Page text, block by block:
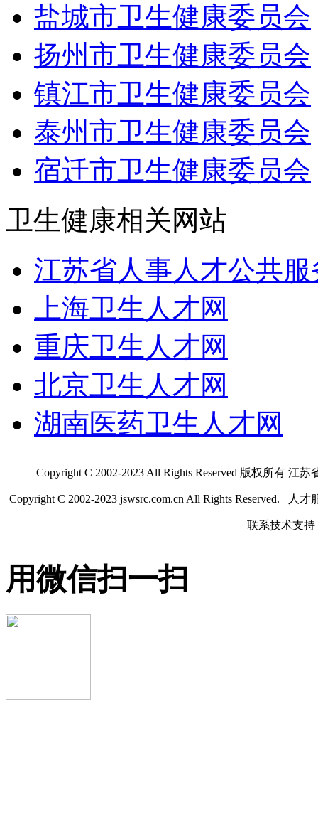
盐城市卫生健康委员会
扬州市卫生健康委员会
镇江市卫生健康委员会
泰州市卫生健康委员会
宿迁市卫生健康委员会
卫生健康相关网站
江苏省人事人才公共服
上海卫生人才网
重庆卫生人才网
北京卫生人才网
湖南医药卫生人才网
Copyright C 2002-2023 All Rights Reserved 版权所有
Copyright C 2002-2023 jswsrc.com.cn All Rights Reserved. 人
联系技术支持
用微信扫一扫